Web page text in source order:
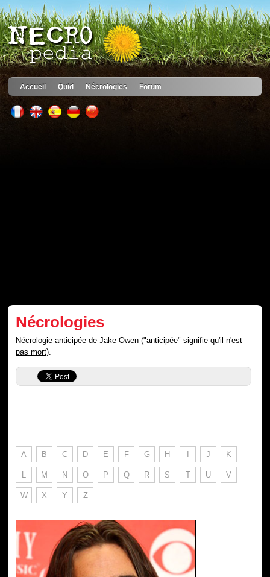
Accueil Quid Nécrologies Forum
Nécrologies
Nécrologieanticipée de Jake Owen ("anticipée" signifie qu'iln'est
pas mort).
A B C D E F G H I J K
L M N O P Q R S T U V
W X Y Z